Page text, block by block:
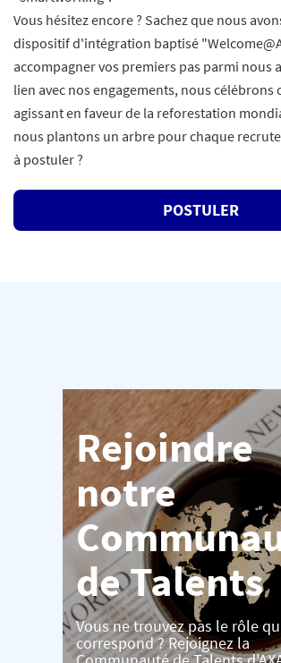
Vous hésitez encore ? Sachez que nous
dispositif d'intégration baptisé
accompagner vos premiers pas parmi nous
lien avec nos engagements, nous célébrons
agissant en faveur de la reforestation
nous plantons un arbre pour chaque
à postuler ?
POSTULER
Rejoindre
notre
de Talents
Vous ne trouvez pas le rôle
correspond ? Rejoignez la